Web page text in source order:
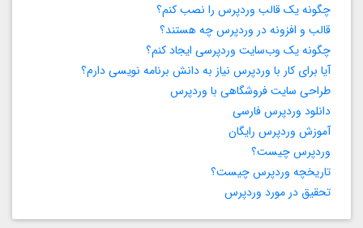
چگونه یک قالب وردپرس را نصب کنم؟
قالب و افزونه در وردپرس چه هستند؟
چگونه یک وب‌سایت وردپرسی ایجاد کنم؟
آیا برای کار با وردپرس نیاز به دانش برنامه‌ نویسی دارم؟
طراحی سایت فروشگاهی با وردپرس
دانلود وردپرس فارسی
آموزش وردپرس رایگان
وردپرس چیست؟
تاریخچه وردپرس چیست؟
تحقیق در مورد وردپرس